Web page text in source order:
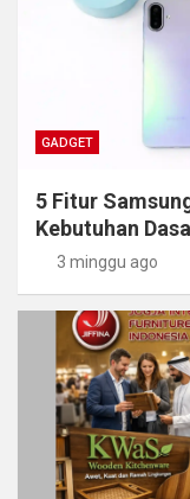
GADGET
5 Fitur
Kebutuhan
3 minggu ago